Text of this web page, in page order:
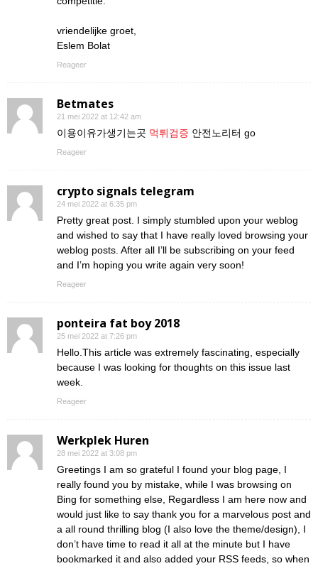
vriendelijke groet,
Eslem Bolat
Reageer
Betmates
21 mei 2022 at 12:42 am
이용이유가생기는곳 먹튀검증 안전노리터 go
Reageer
crypto signals telegram
24 mei 2022 at 6:35 pm
Pretty great post. I simply stumbled upon your weblog
and wished to say that I have really loved browsing your
weblog posts. After all I’ll be subscribing on your feed
and I’m hoping you write again very soon!
Reageer
ponteira fat boy 2018
25 mei 2022 at 7:26 pm
Hello.This article was extremely fascinating, especially
because I was looking for thoughts on this issue last
week.
Reageer
Werkplek Huren
28 mei 2022 at 3:08 pm
Greetings I am so grateful I found your blog page, I
really found you by mistake, while I was browsing on
Bing for something else, Regardless I am here now and
would just like to say thank you for a marvelous post and
a all round thrilling blog (I also love the theme/design), I
don’t have time to read it all at the minute but I have
bookmarked it and also added your RSS feeds, so when